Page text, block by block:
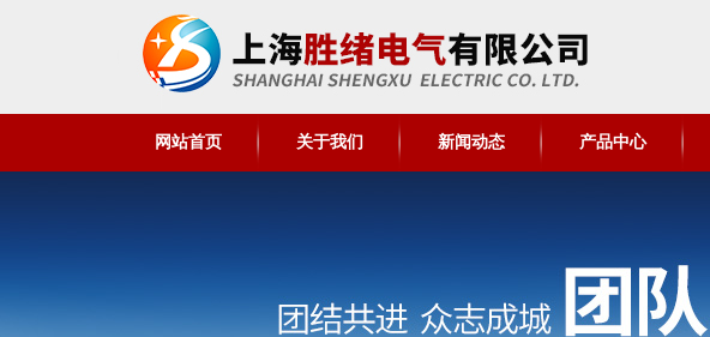
网站首页 关于我们 新闻动态 产品中心